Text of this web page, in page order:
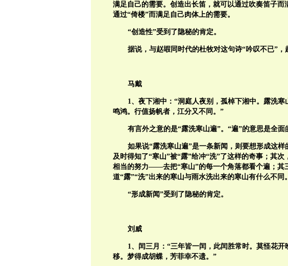
满足自己的需要。创造出长笛，就可以通过吹奏笛子
通过“倚楼”而满足自己肉体上的需要。
“创造性”受到了隐秘的肯定。
据说，与赵嘏同时代的杜牧对这句诗“吟叹不已”，
马戴
1、夜下湘中：“洞庭人夜别，孤棹下湘中。露洗
鸣鸿。行值扬帆者，江分又不同。”
有言外之意的是“露洗寒山遍”。“遍”的意思是全面
如果说“露洗寒山遍”是一条新闻，则要想形成这
及时得知了“寒山”被“露”给冲“洗”了这样的奇事；其
相当的努力——去把“寒山”的每一个角落都看个遍；其
道“露”“洗”出来的寒山与雨水洗出来的寒山有什么不同。
“形成新闻”受到了隐秘的肯定。
刘威
1、闰三月：“三年皆一闰，此闰胜常时。莫怪花
移。梦得成胡蝶，芳菲幸不遗。”